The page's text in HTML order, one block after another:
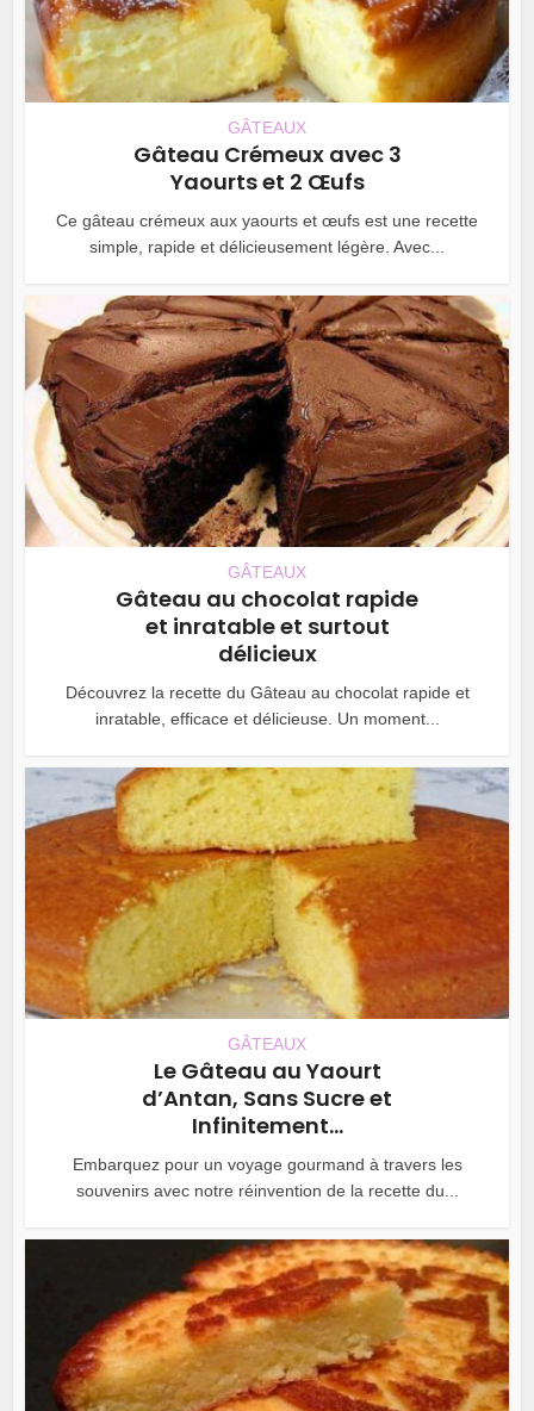
GÂTEAUX
Gâteau Crémeux avec 3
Yaourts et 2 Œufs
Ce gâteau crémeux aux yaourts et œufs est une recette
simple, rapide et délicieusement légère. Avec...
GÂTEAUX
Gâteau au chocolat rapide
et inratable et surtout
délicieux
Découvrez la recette du Gâteau au chocolat rapide et
inratable, efficace et délicieuse. Un moment...
GÂTEAUX
Le Gâteau au Yaourt
d’Antan, Sans Sucre et
Infinitement...
Embarquez pour un voyage gourmand à travers les
souvenirs avec notre réinvention de la recette du...